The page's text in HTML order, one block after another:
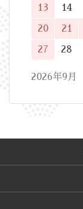
2026年9月
13 14
20 21
27 28